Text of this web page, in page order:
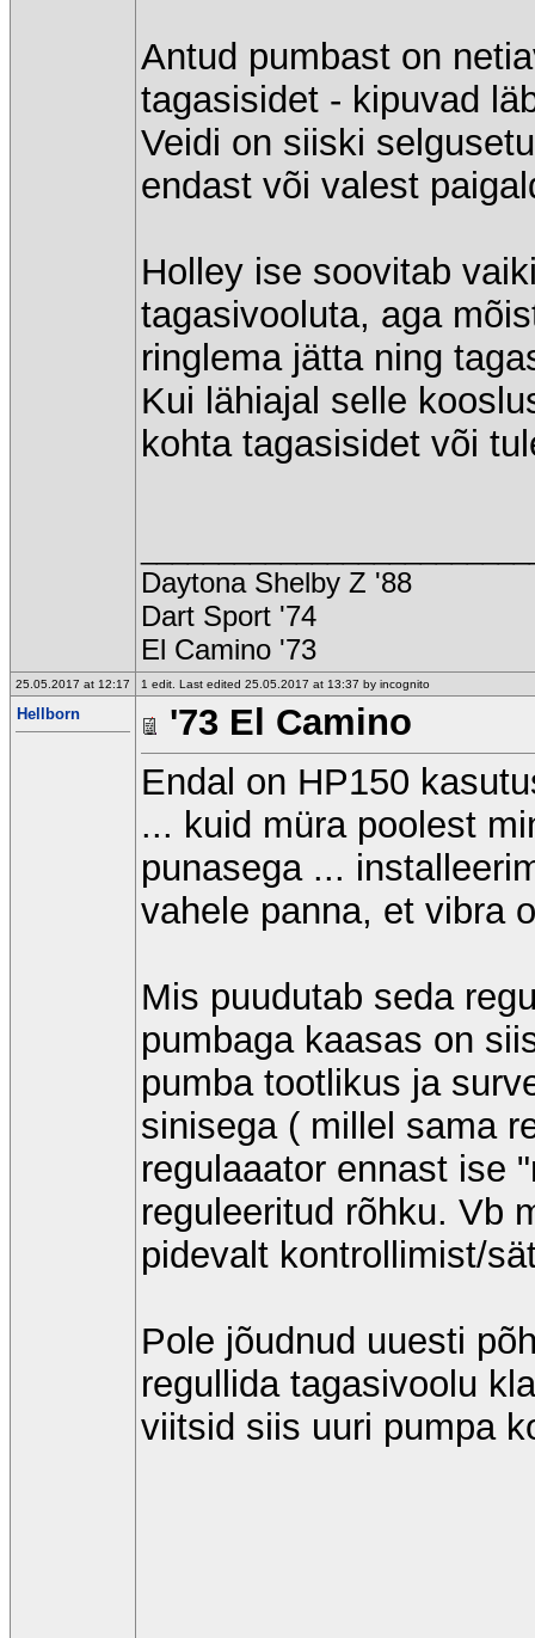
Antud pumbast on
tagasisidet - kipuvad
Veidi on siiski
endast või valest
Holley ise soovitab
tagasivooluta, aga
ringlema jätta ning
Kui lähiajal selle
kohta tagasisidet või
Daytona Shelby Z '88
Dart Sport '74
El Camino '73
25.05.2017 at 12:17 1 edit. Last edited 25.05.2017 at 13:37 by incognito
Hellborn
'73 El Camino
Endal on HP150
... kuid müra poolest
punasega ...
vahele panna, et vibra
Mis puudutab seda
pumbaga kaasas on
pumba tootlikus ja
sinisega ( millel sama
regulaaator ennast ise
reguleeritud rõhku. Vb
pidevalt kontrollimist/
Pole jõudnud uuesti
regullida tagasivoolu
viitsid siis uuri pumpa